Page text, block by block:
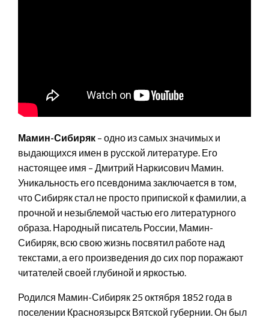
Мамин-Сибиряк – одно из самых значимых и
выдающихся имен в русской литературе. Его
настоящее имя – Дмитрий Наркисович Мамин.
Уникальность его псевдонима заключается в том,
что Сибиряк стал не просто припиской к фамилии, а
прочной и незыблемой частью его литературного
образа. Народный писатель России, Мамин-
Сибиряк, всю свою жизнь посвятил работе над
текстами, а его произведения до сих пор поражают
читателей своей глубиной и яркостью.
Родился Мамин-Сибиряк 25 октября 1852 года в
поселении Красноязырск Вятской губернии. Он был